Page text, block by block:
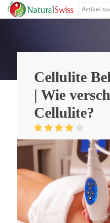
Cellulite
| Wie
Cellulite?